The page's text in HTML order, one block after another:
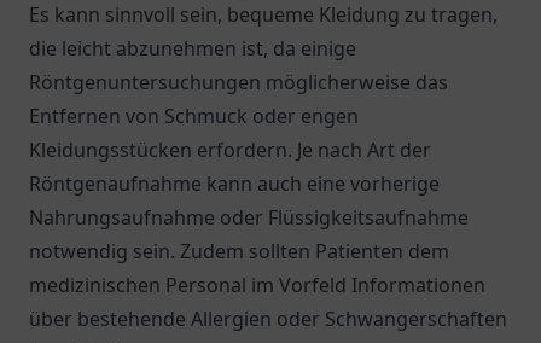
Es kann sinnvoll sein, bequeme Kleidung zu tragen,
die leicht abzunehmen ist, da einige
Röntgenuntersuchungen möglicherweise das
Entfernen von Schmuck oder engen
Kleidungsstücken erfordern. Je nach Art der
Röntgenaufnahme kann auch eine vorherige
Nahrungsaufnahme oder Flüssigkeitsaufnahme
notwendig sein. Zudem sollten Patienten dem
medizinischen Personal im Vorfeld Informationen
über bestehende Allergien oder Schwangerschaften